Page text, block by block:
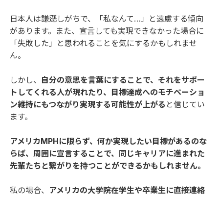
日本人は謙遜しがちで、「私なんて…」と遠慮する傾向
があります。また、宣言しても実現できなかった場合に
「失敗した」と思われることを気にするかもしれませ
ん。
しかし、 自分の意思を言葉にすることで、それをサポー
トしてくれる人が現れたり、目標達成へのモチベーショ
ン維持にもつながり実現する可能性が上がる と信じてい
ます。
アメリカMPHに限らず、何か実現したい目標があるのな
らば、周囲に宣言することで、同じキャリアに進まれた
先輩たちと繋がりを持つことができるかもしれません。
私の場合、 アメリカの大学院在学生や卒業生に直接連絡